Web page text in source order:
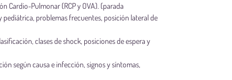
Cardio-Pulmonar (RCP y OVA). (parada
pediátrica, problemas frecuentes, posición lateral de
clases de shock, posiciones de espera y
según causa e infección, signos y síntomas,